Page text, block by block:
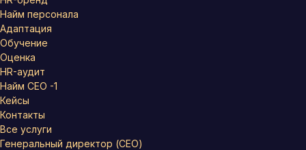
Найм персонала
Адаптация
Обучение
Оценка
HR-аудит
Найм СЕО -1
Кейсы
Контакты
Все услуги
Генеральный директор (CEO)